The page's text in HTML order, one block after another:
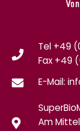
Tel +49
Fax +49
E-Mail:
Am